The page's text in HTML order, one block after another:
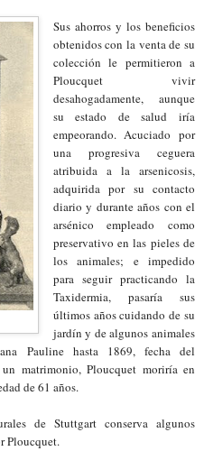
Sus ahorros y los beneficios
obtenidos con la venta de su
colección le permitieron a
Ploucquet vivir
desahogadamente, aunque
su estado de salud iría
empeorando. Acuciado por
una progresiva ceguera
atribuida a la arsenicosis,
adquirida por su contacto
diario y durante años con el
arsénico empleado como
preservativo en las pieles de
los animales; e impedido
para seguir practicando la
Taxidermia, pasaría sus
últimos años cuidando de su
jardín y de algunos animales
Pauline hasta 1869, fecha del
matrimonio, Ploucquet moriríaen
de 61 años.
de Stuttgart conserva algunos
Ploucquet.